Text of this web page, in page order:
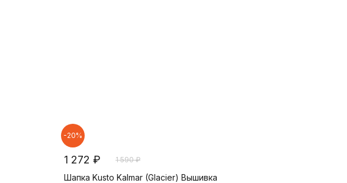
-20%
1 272 ₽ 1 590 ₽
Шапка Kusto Kalmar (Glacier) Вышивка